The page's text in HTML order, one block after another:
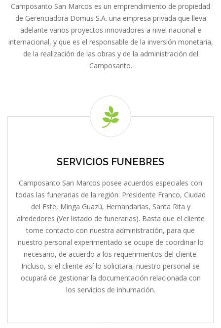
Camposanto San Marcos es un emprendimiento de propiedad
de Gerenciadora Domus S.A. una empresa privada que lleva
adelante varios proyectos innovadores a nivel nacional e
internacional, y que es el responsable de la inversión monetaria,
de la realización de las obras y de la administración del
Camposanto.
SERVICIOS FUNEBRES
Camposanto San Marcos posee acuerdos especiales con
todas las funerarias de la región: Presidente Franco, Ciudad
del Este, Minga Guazú, Hernandarias, Santa Rita y
alrededores (Ver listado de funerarias). Basta que el cliente
tome contacto con nuestra administración, para que
nuestro personal experimentado se ocupe de coordinar lo
necesario, de acuerdo a los requerimientos del cliente.
Incluso, si el cliente así lo solicitara, nuestro personal se
ocupará de gestionar la documentación relacionada con
los servicios de inhumación.